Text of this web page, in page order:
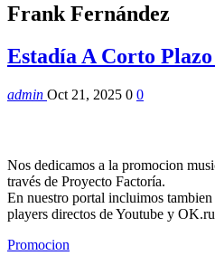
Frank Fernández
Estadía A Corto
admin Oct 21, 2025 0 0
Nos dedicamos a la promocion
través de Proyecto Factoría.
En nuestro portal incluimos
players directos de Youtube y OK.ru
Promocion